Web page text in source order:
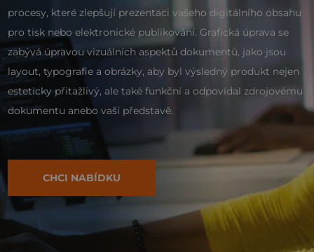
procesy, které zlepšují prezentaci vašeho digitálního obsahu
pro tisk nebo elektronické publikování. Grafická úprava se
zabývá úpravou vizuálních aspektů dokumentů, jako jsou
layout, typografie a obrázky, aby byl výsledný produkt nejen
esteticky přitažlivý, ale také funkční a odpovídal zdrojovému
dokumentu anebo vaší představě.
CHCI NABÍDKU